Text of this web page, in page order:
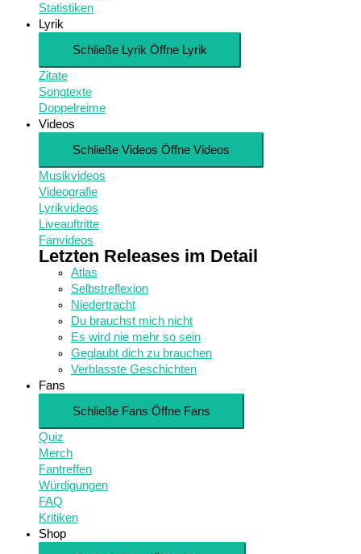
Statistiken
Lyrik
Schließe Lyrik Öffne Lyrik
Zitate
Songtexte
Doppelreime
Videos
Schließe Videos Öffne Videos
Musikvideos
Videografie
Lyrikvideos
Liveauftritte
Fanvideos
Letzten Releases im Detail
Atlas
Selbstreflexion
Niedertracht
Du brauchst mich nicht
Es wird nie mehr so sein
Geglaubt dich zu brauchen
Verblasste Geschichten
Fans
Schließe Fans Öffne Fans
Quiz
Merch
Fantreffen
Würdigungen
FAQ
Kritiken
Shop